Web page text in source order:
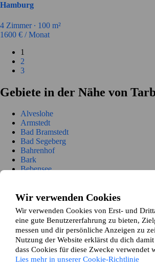
Wir verwenden Cookies
Wir verwenden Cookies von Erst- und
eine gute Benutzererfahrung zu bieten,
messen und dir persönliche Anzeigen zu
Nutzung der Website erklärst du dich
dass Cookies für diese Zwecke verwendet
Lies mehr in unserer Cookie-Richtlinie
Hamburg
4 Zimmer ∙ 100 m²
1600 € / Monat
1
2
3
Gebiete in der Nähe von
Alveslohe
Armstedt
Bad Bramstedt
Bad Segeberg
Bahrenhof
Bark
Bebensee
Boostedt
Bornhöved
Bühnsdorf
Daldorf
Damsdorf
Dreggers
Ellerau
Fahrenkrug